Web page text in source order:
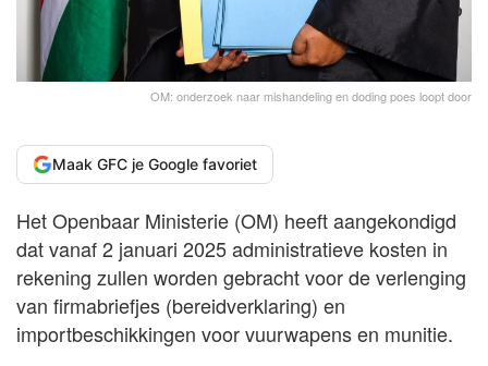
OM: onderzoek naar mishandeling en doding poes loopt door
Maak GFC je Google favoriet
Het Openbaar Ministerie (OM) heeft aangekondigd
dat vanaf 2 januari 2025 administratieve kosten in
rekening zullen worden gebracht voor de verlenging
van firmabriefjes (bereidverklaring) en
importbeschikkingen voor vuurwapens en munitie.